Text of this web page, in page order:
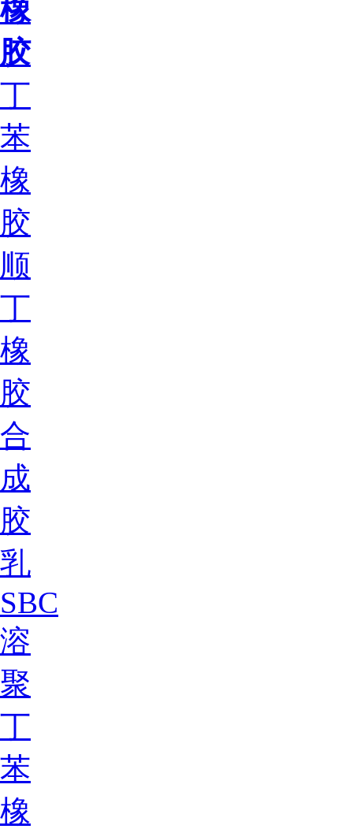
橡
胶
丁
苯
橡
胶
顺
丁
橡
胶
合
成
胶
乳
SBC
溶
聚
丁
苯
橡